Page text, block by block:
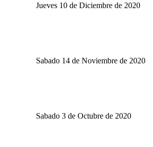
Jueves 10 de Diciembre de 2020
Sabado 14 de Noviembre de 2020
Sabado 3 de Octubre de 2020